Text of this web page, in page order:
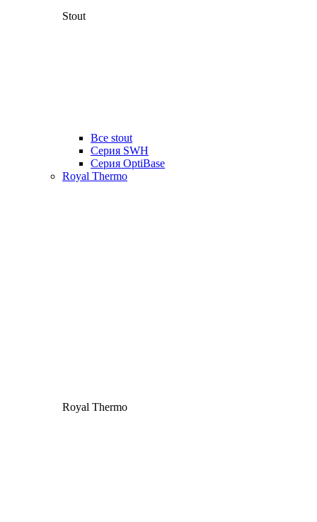
Stout
Все stout
Серия SWH
Cерия OptiBase
Royal Thermo
Royal Thermo